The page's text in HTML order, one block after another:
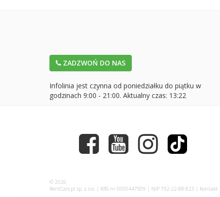
ZADZWOŃ DO NAS
Infolinia jest czynna od poniedziałku do piątku w
godzinach 9:00 - 21:00. Aktualny czas: 13:22
© 2026
RentCars.pl sp. z o.o. | KRS nr 0000447909 | NIP 792-22-88-823 | Kontakt: